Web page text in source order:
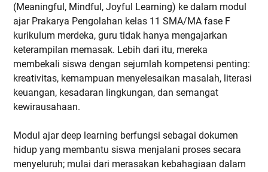
(Meaningful, Mindful, Joyful Learning) ke dalam modul
ajar Prakarya Pengolahan kelas 11 SMA/MA fase F
kurikulum merdeka, guru tidak hanya mengajarkan
keterampilan memasak. Lebih dari itu, mereka
membekali siswa dengan sejumlah kompetensi penting:
kreativitas, kemampuan menyelesaikan masalah, literasi
keuangan, kesadaran lingkungan, dan semangat
kewirausahaan.
Modul ajar deep learning berfungsi sebagai dokumen
hidup yang membantu siswa menjalani proses secara
menyeluruh; mulai dari merasakan kebahagiaan dalam